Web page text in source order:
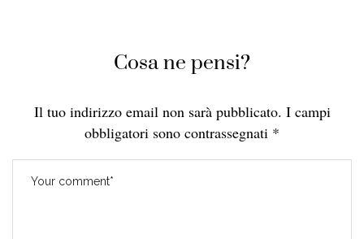
Cosa ne pensi?
Il tuo indirizzo email non sarà pubblicato. I campi
obbligatori sono contrassegnati *